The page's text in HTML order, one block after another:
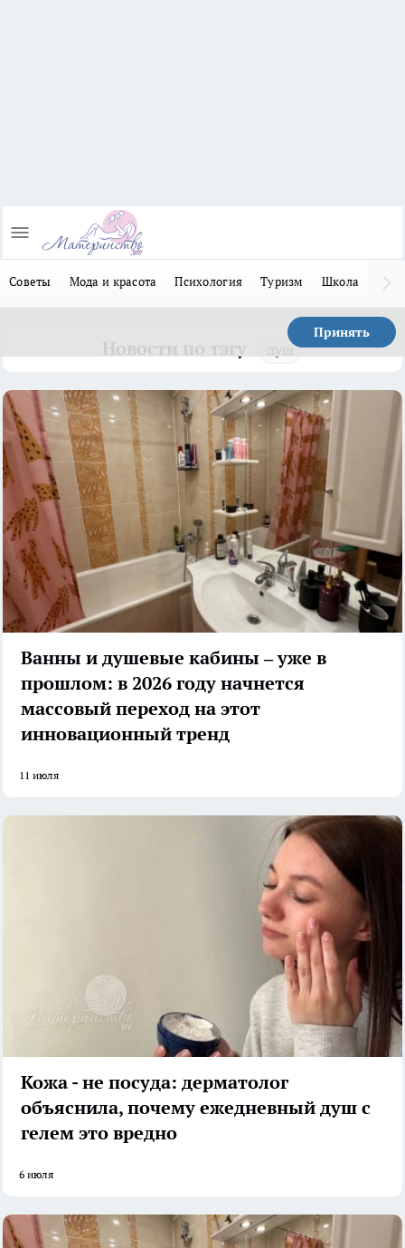
Советы Мода и красота Психология Туризм Школа
Принять
душ
Ванны и душевые кабины – уже в
прошлом: в 2026 году начнется
массовый переход на этот
инновационный тренд
11 июля
Кожа - не посуда: дерматолог
объяснила, почему ежедневный душ с
гелем это вредно
6 июля